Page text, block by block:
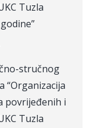
Tuzla
stručnog
“Organizacija
povrijeđenih i
Tuzla